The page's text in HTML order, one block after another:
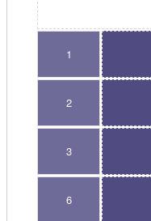
1
2
3
6